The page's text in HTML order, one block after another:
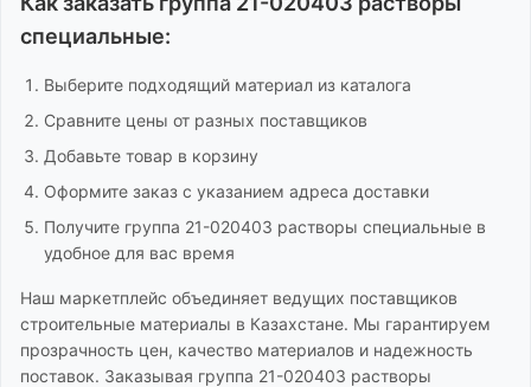
специальные:
Выберите подходящий материал из каталога
Сравните цены от разных поставщиков
Добавьте товар в корзину
Оформите заказ с указанием адреса доставки
Получите группа 21-020403 растворы специальные в
удобное для вас время
Наш маркетплейс объединяет ведущих поставщиков
строительные материалы в Казахстане. Мы гарантируем
прозрачность цен, качество материалов и надежность
поставок. Заказывая группа 21-020403 растворы